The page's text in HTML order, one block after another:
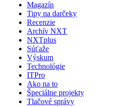
Magazín
Tipy na darčeky
Recenzie
Archív NXT
NXTplus
Súťaže
Výskum
Technológie
ITPro
Ako na to
Špeciálne projekty
Tlačové správy